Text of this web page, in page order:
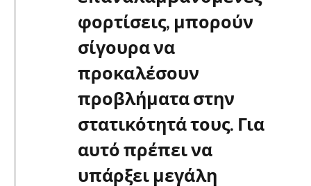
φορτίσεις, μπορούν
σίγουρα να
προκαλέσουν
προβλήματα στην
στατικότητά τους. Για
αυτό πρέπει να
υπάρξει μεγάλη